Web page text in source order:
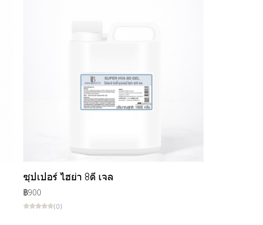
ซุปเปอร์ ไฮย่า 8ดี เจล
฿900
(0)